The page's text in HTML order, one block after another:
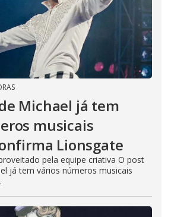
Michael já tem
musicais
Lionsgate
pela equipe criativa O post
já tem vários números musicais